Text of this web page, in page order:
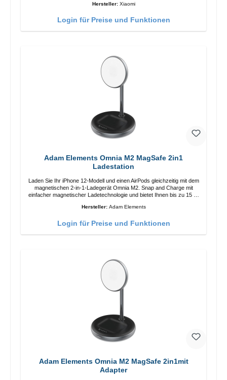
Hersteller: Xiaomi
Login für Preise und Funktionen
Adam Elements Omnia M2 MagSafe 2in1
Ladestation
Laden Sie Ihr iPhone 12-Modell und einen AirPods gleichzeitig mit dem
magnetischen 2-in-1-Ladegerät Omnia M2. Snap and Charge mit
einfacher magnetischer Ladetechnologie und bietet Ihnen bis zu 15 W
ermöglicht das Design mit einstellbarem Ladewinkel eine einfache
Funktionen Kabellose Ladeleistung von bis zu 15 W für schnelles
Lade-LED-Anzeige
Hersteller: Adam Elements
Login für Preise und Funktionen
Adam Elements Omnia M2 MagSafe 2in1mit
Adapter